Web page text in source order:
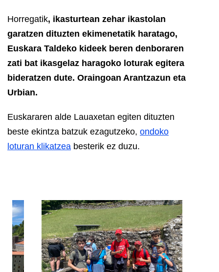
Horregatik, ikasturtean zehar ikastolan
garatzen dituzten ekimenetatik haratago,
Euskara Taldeko kideek beren denboraren
zati bat ikasgelaz haragoko loturak egitera
bideratzen dute. Oraingoan Arantzazun eta
Urbian.
Euskararen alde Lauaxetan egiten dituzten
beste ekintza batzuk ezagutzeko, ondoko
loturan klikatzea besterik ez duzu.